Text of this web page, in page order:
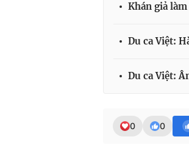
Khán giả
Du ca Việt:
Du ca Việt:
0 0